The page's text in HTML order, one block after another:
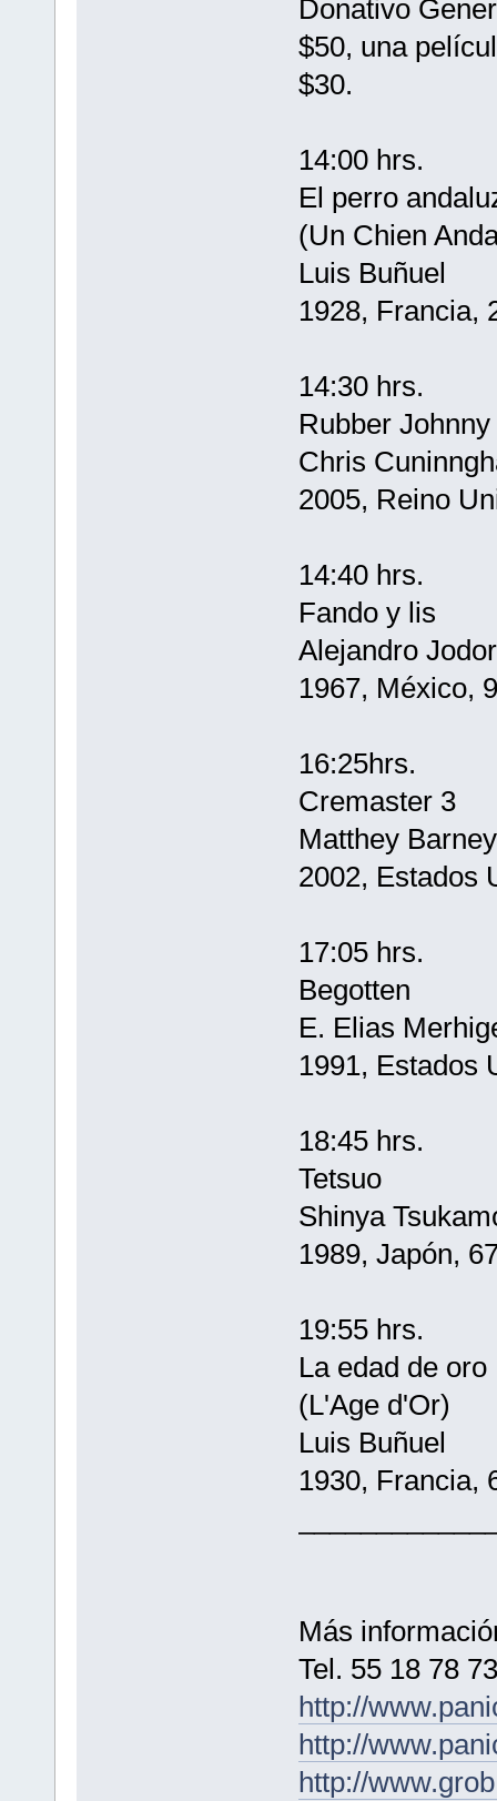
Donativo
$50, una
$30.
14:00 hrs.
El perro
(Un Chien
Luis Buñuel
1928, Francia,
14:30 hrs.
Rubber Johnny
Chris
2005, Reino
14:40 hrs.
Fando y lis
Alejandro
1967, México,
16:25hrs.
Cremaster 3
Matthey Barney
2002, Estados
17:05 hrs.
Begotten
E. Elias
1991, Estados
18:45 hrs.
Tetsuo
Shinya
1989, Japón,
19:55 hrs.
La edad de oro
(L'Age d'Or)
Luis Buñuel
1930, Francia,
Más
Tel. 55 18 78 73
http://
http://
http://